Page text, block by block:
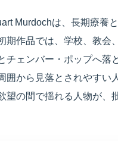
Murdochは、長期療養
作品では、学校、教会
チェンバー・ポップへ落
囲から見落とされやすい
望の間で揺れる人物が、